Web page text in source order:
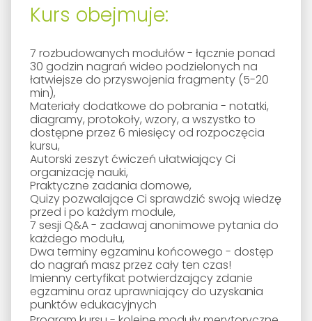
Kurs obejmuje:
7 rozbudowanych modułów - łącznie ponad
30 godzin nagrań wideo podzielonych na
łatwiejsze do przyswojenia fragmenty (5-20
min),
Materiały dodatkowe do pobrania - notatki,
diagramy, protokoły, wzory, a wszystko to
dostępne przez 6 miesięcy od rozpoczęcia
kursu,
Autorski zeszyt ćwiczeń ułatwiający Ci
organizację nauki,
Praktyczne zadania domowe,
Quizy pozwalające Ci sprawdzić swoją wiedzę
przed i po każdym module,
7 sesji Q&A - zadawaj anonimowe pytania do
każdego modułu,
Dwa terminy egzaminu końcowego - dostęp
do nagrań masz przez cały ten czas!
Imienny certyfikat potwierdzający zdanie
egzaminu oraz uprawniający do uzyskania
punktów edukacyjnych